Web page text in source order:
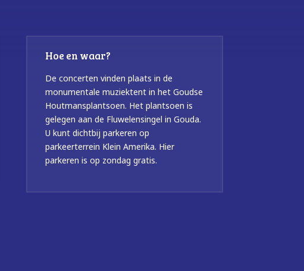
Hoe en waar?
De concerten vinden plaats in de
monumentale muziektent in het Goudse
Houtmansplantsoen. Het plantsoen is
gelegen aan de Fluwelensingel in Gouda.
U kunt dichtbij parkeren op
parkeerterrein Klein Amerika. Hier
parkeren is op zondag gratis.